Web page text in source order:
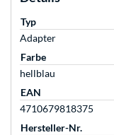
Typ
Adapter
Farbe
hellblau
EAN
4710679818375
Hersteller-Nr.